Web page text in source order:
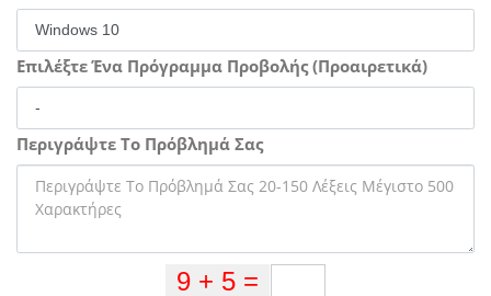
Επιλέξτε Ένα Πρόγραμμα Προβολής (Προαιρετικά)
Περιγράψτε Το Πρόβλημά Σας